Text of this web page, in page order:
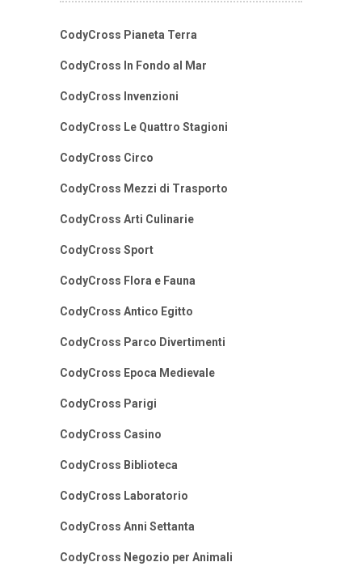
CodyCross Pianeta Terra
CodyCross In Fondo al Mar
CodyCross Invenzioni
CodyCross Le Quattro Stagioni
CodyCross Circo
CodyCross Mezzi di Trasporto
CodyCross Arti Culinarie
CodyCross Sport
CodyCross Flora e Fauna
CodyCross Antico Egitto
CodyCross Parco Divertimenti
CodyCross Epoca Medievale
CodyCross Parigi
CodyCross Casino
CodyCross Biblioteca
CodyCross Laboratorio
CodyCross Anni Settanta
CodyCross Negozio per Animali